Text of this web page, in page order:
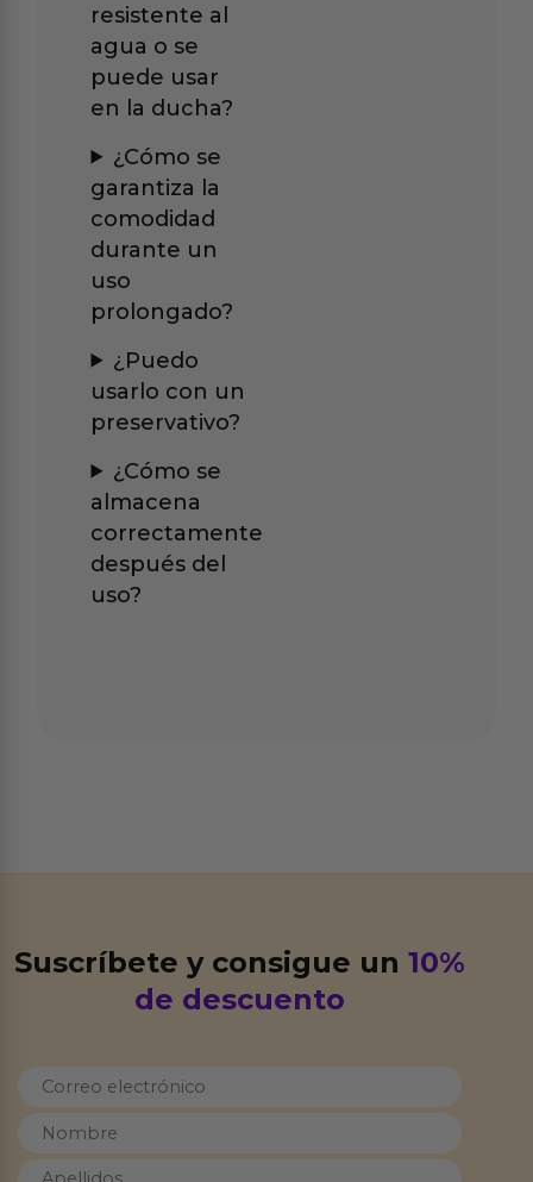
resistente al
agua o se
puede usar
en la ducha?
¿Cómo se
garantiza la
comodidad
durante un
uso
prolongado?
¿Puedo
usarlo con un
preservativo?
¿Cómo se
almacena
correctamente
después del
uso?
Suscríbete y consigue un10%
de descuento